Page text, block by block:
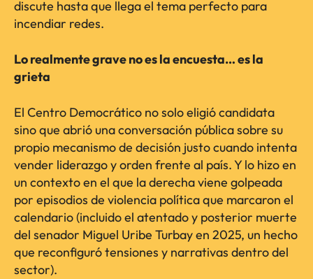
discute hasta que llega el tema perfecto para
incendiar redes.
Lo realmente grave no es la encuesta… es la
grieta
El Centro Democrático no solo eligió candidata
sino que abrió una conversación pública sobre su
propio mecanismo de decisión justo cuando intenta
vender liderazgo y orden frente al país. Y lo hizo en
un contexto en el que la derecha viene golpeada
por episodios de violencia política que marcaron el
calendario (incluido el atentado y posterior muerte
del senador Miguel Uribe Turbay en 2025, un hecho
que reconfiguró tensiones y narrativas dentro del
sector).